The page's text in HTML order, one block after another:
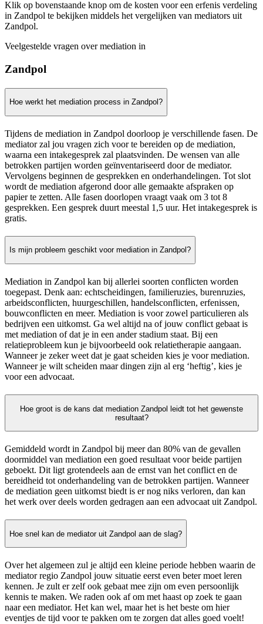
Klik op bovenstaande knop om de kosten voor een erfenis verdeling
in Zandpol te bekijken middels het vergelijken van mediators uit
Zandpol.
Veelgestelde vragen over mediation in
Zandpol
Hoe werkt het mediation process in Zandpol?
Tijdens de mediation in Zandpol doorloop je verschillende fasen. De
mediator zal jou vragen zich voor te bereiden op de mediation,
waarna een intakegesprek zal plaatsvinden. De wensen van alle
betrokken partijen worden geïnventariseerd door de mediator.
Vervolgens beginnen de gesprekken en onderhandelingen. Tot slot
wordt de mediation afgerond door alle gemaakte afspraken op
papier te zetten. Alle fasen doorlopen vraagt vaak om 3 tot 8
gesprekken. Een gesprek duurt meestal 1,5 uur. Het intakegesprek is
gratis.
Is mijn probleem geschikt voor mediation in Zandpol?
Mediation in Zandpol kan bij allerlei soorten conflicten worden
toegepast. Denk aan: echtscheidingen, familieruzies, burenruzies,
arbeidsconflicten, huurgeschillen, handelsconflicten, erfenissen,
bouwconflicten en meer. Mediation is voor zowel particulieren als
bedrijven een uitkomst. Ga wel altijd na of jouw conflict gebaat is
met mediation of dat je in een ander stadium staat. Bij een
relatieprobleem kun je bijvoorbeeld ook relatietherapie aangaan.
Wanneer je zeker weet dat je gaat scheiden kies je voor mediation.
Wanneer je wilt scheiden maar dingen zijn al erg ‘heftig’, kies je
voor een advocaat.
Hoe groot is de kans dat mediation Zandpol leidt tot het gewenste
resultaat?
Gemiddeld wordt in Zandpol bij meer dan 80% van de gevallen
doormiddel van mediation een goed resultaat voor beide partijen
geboekt. Dit ligt grotendeels aan de ernst van het conflict en de
bereidheid tot onderhandeling van de betrokken partijen. Wanneer
de mediation geen uitkomst biedt is er nog niks verloren, dan kan
het werk over deels worden gedragen aan een advocaat uit Zandpol.
Hoe snel kan de mediator uit Zandpol aan de slag?
Over het algemeen zul je altijd een kleine periode hebben waarin de
mediator regio Zandpol jouw situatie eerst even beter moet leren
kennen. Je zult er zelf ook gebaat mee zijn om even persoonlijk
kennis te maken. We raden ook af om met haast op zoek te gaan
naar een mediator. Het kan wel, maar het is het beste om hier
eventjes de tijd voor te pakken om te zorgen dat alles goed voelt!